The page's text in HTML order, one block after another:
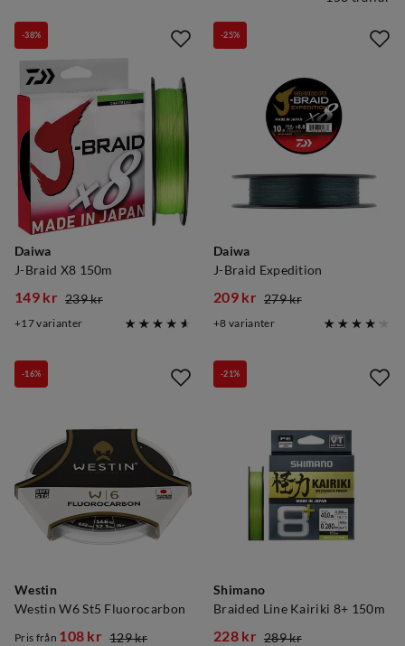
Daiwa
J-Braid X8 150m
-38%
discounted
149 kr
original
239 kr
17varianter
Daiwa
J-Braid Expedition
-25%
discounted
209 kr
original
279 kr
8 varianter
Westin
Westin W6 St5 Fluorocarbon
-16%
Pris från 108 kr 129 kr
Shimano
Braided Line Kairiki 8+ 150m
-21%
228 kr 289 kr